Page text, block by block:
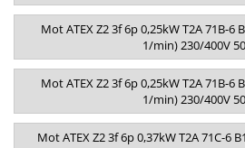
Mot ATEX Z2 3f 6p 0,25kW T2A 71B-6
1/min) 230/400V
Mot ATEX Z2 3f 6p 0,25kW T2A 71B-6
1/min) 230/400V
Mot ATEX Z2 3f 6p 0,37kW T2A 71C-6